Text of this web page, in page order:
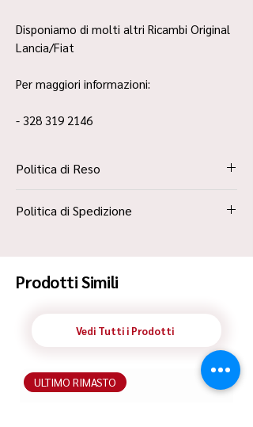
Disponiamo di molti altri Ricambi Original
Lancia/Fiat
Per maggiori informazioni:
- 328 319 2146
Politica di Reso
“Termini e Condizioni”
Politica di Spedizione
Prodotti Simili
Vedi Tutti i Prodotti
ULTIMO RIMASTO